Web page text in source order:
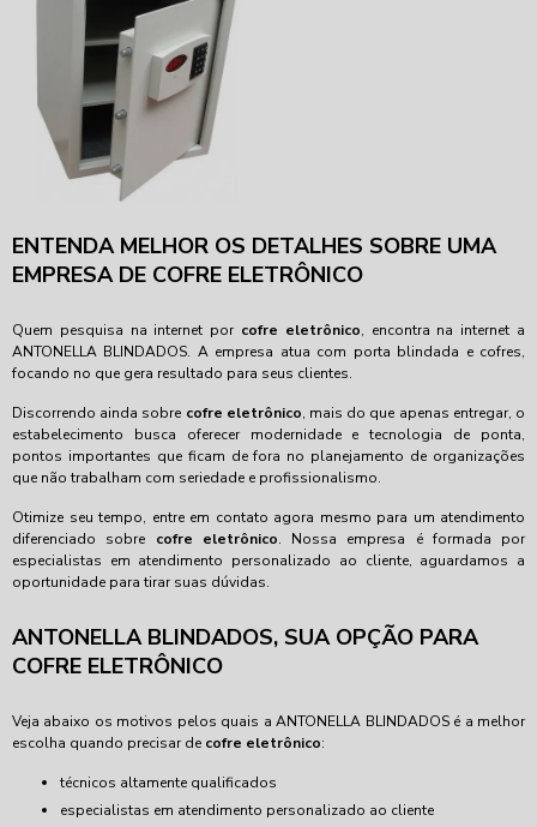
ENTENDA MELHOR OS DETALHES SOBRE UMA
EMPRESA DE COFRE ELETRÔNICO
Quem pesquisa na internet por cofre eletrônico, encontra na internet a
ANTONELLA BLINDADOS. A empresa atua com porta blindada e cofres,
focando no que gera resultado para seus clientes.
Discorrendo ainda sobre cofre eletrônico, mais do que apenas entregar, o
estabelecimento busca oferecer modernidade e tecnologia de ponta,
pontos importantes que ficam de fora no planejamento de organizações
que não trabalham com seriedade e profissionalismo.
Otimize seu tempo, entre em contato agora mesmo para um atendimento
diferenciado sobre cofre eletrônico. Nossa empresa é formada por
especialistas em atendimento personalizado ao cliente, aguardamos a
oportunidade para tirar suas dúvidas.
ANTONELLA BLINDADOS, SUA OPÇÃO PARA
COFRE ELETRÔNICO
Veja abaixo os motivos pelos quais a ANTONELLA BLINDADOS é a melhor
escolha quando precisar de cofre eletrônico:
técnicos altamente qualificados
especialistas em atendimento personalizado ao cliente